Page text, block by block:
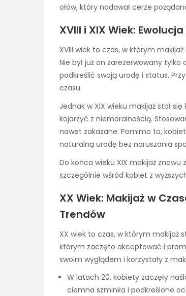
ołów, który nadawał cerze
XVIII i XIX Wiek:
XVIII wiek to czas, w którym
Nie był już on zarezerwowany
podkreślić swoją urodę i status.
czasu.
Jednak w XIX wieku makijaż stał
kojarzyć z niemoralnością.
nawet zakazane. Pomimo to,
naturalną urodę bez naruszania
Do końca wieku XIX makijaż
szczególnie wśród kobiet z
XX Wiek: Makijaż w
Trendów
XX wiek to czas, w którym makijaż
którym zaczęto akceptować i
swoim wyglądem i korzystały z
W latach 20. kobiety zaczęły
ciemna szminka i podkreślone